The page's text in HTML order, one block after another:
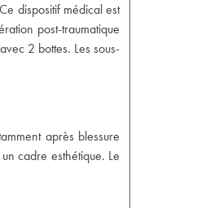
dispositif médical est
post-traumatique
2 bottes. Lessous-
après blessure
cadre esthétique. Le